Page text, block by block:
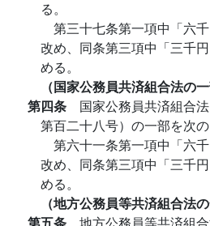
る。
第三十七条第一項中「六
改め、同条第三項中「三千
める。
（国家公務員共済組合法の一
第四条 国家公務員共済組合
第百二十八号）の一部を次の
第六十一条第一項中「六
改め、同条第三項中「三千
める。
（地方公務員等共済組合法